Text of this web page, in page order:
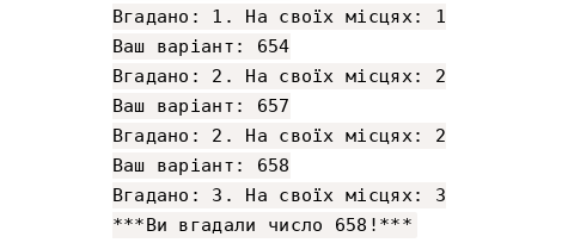
Вгадано: 1. На своїх місцях: 1
Ваш варіант: 654
Вгадано: 2. На своїх місцях: 2
Ваш варіант: 657
Вгадано: 2. На своїх місцях: 2
Ваш варіант: 658
Вгадано: 3. На своїх місцях: 3
***Ви вгадали число 658!***